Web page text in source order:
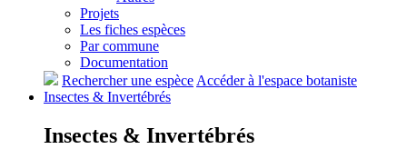
Projets
Les fiches espèces
Par commune
Documentation
Rechercher une espèceAccéder à l'espace botaniste
Insectes & Invertébrés
Insectes & Invertébrés